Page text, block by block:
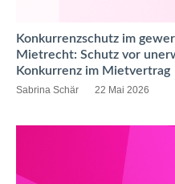
Konkurrenzschutz im
Mietrecht: Schutz vor
Konkurrenz im Mietvertrag
Sabrina Schär 22 Mai 2026